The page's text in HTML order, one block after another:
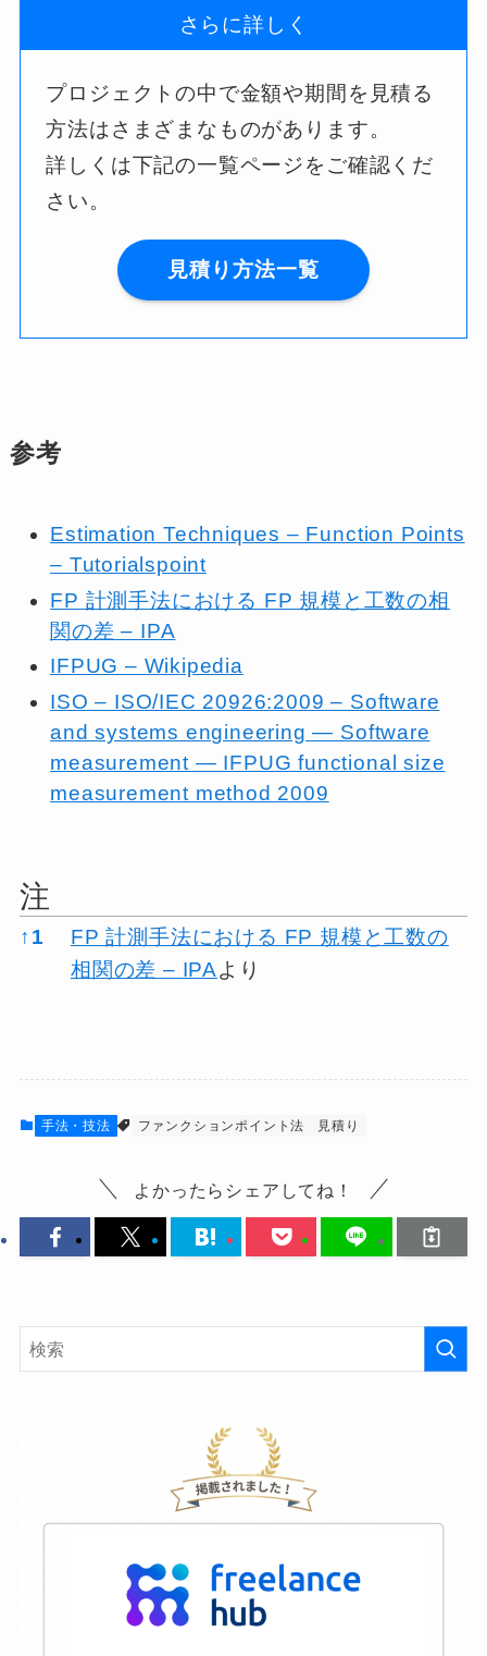
さらに詳しく
プロジェクトの中で金額や期間を見積る
方法はさまざまなものがあります。
詳しくは下記の一覧ページをご確認くだ
さい。
見積り方法一覧
参考
Estimation Techniques – Function Points
– Tutorialspoint
FP 計測手法における FP 規模と工数の相
関の差 – IPA
IFPUG – Wikipedia
ISO – ISO/IEC 20926:2009 – Software
and systems engineering — Software
measurement — IFPUG functional size
measurement method 2009
注
注
↑ 1
FP 計測手法における FP 規模と工数の
相関の差 – IPAより
手法・技法 ファンクションポイント法 見積り
よかったらシェアしてね！